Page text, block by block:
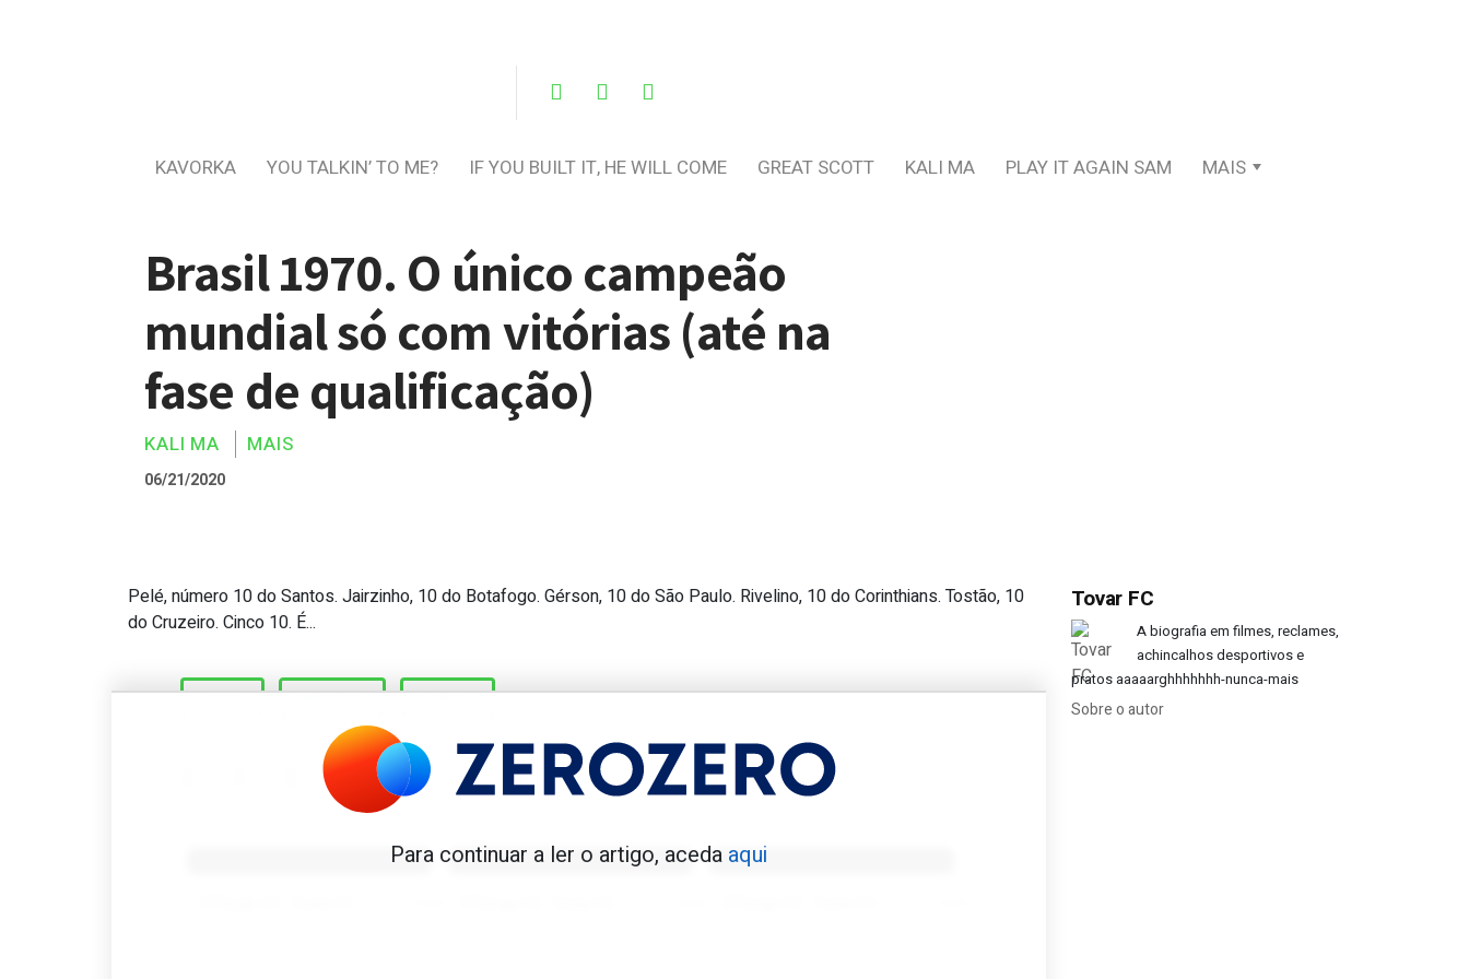
KAVORKA YOU TALKIN’ TO ME? IF YOU BUILT IT, HE WILL COME GREAT SCOTT KALI MA PLAY IT AGAIN SAM MAIS
Brasil 1970. O único campeão
mundial só com vitórias (até na
fase de qualificação)
KALI MA MAIS
06/21/2020
Brasil 1970. O único campeão mundial só com vitórias (até na fase de qualificação)
Pelé, número 10 do Santos. Jairzinho, 10 do Botafogo. Gérson, 10 do São Paulo. Rivelino, 10 do Corinthians. Tostão, 10
do Cruzeiro. Cinco 10. É...
1970 BRASIL FINAL
Para continuar a ler o artigo, aceda aqui
Tovar FC
A biografia em filmes, reclames,
achincalhos desportivos e
pratos aaaaarghhhhhhh-nunca-mais
Sobre o autor